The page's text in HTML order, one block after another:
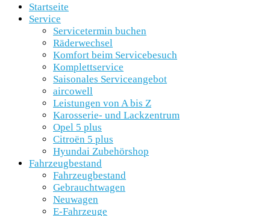
Startseite
Service
Servicetermin buchen
Räderwechsel
Komfort beim Servicebesuch
Komplettservice
Saisonales Serviceangebot
aircowell
Leistungen von A bis Z
Karosserie- und Lackzentrum
Opel 5 plus
Citroën 5 plus
Hyundai Zubehörshop
Fahrzeugbestand
Fahrzeugbestand
Gebrauchtwagen
Neuwagen
E-Fahrzeuge